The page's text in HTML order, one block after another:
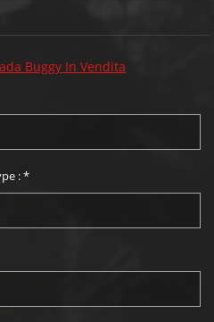
Buggy In Vendita
:*